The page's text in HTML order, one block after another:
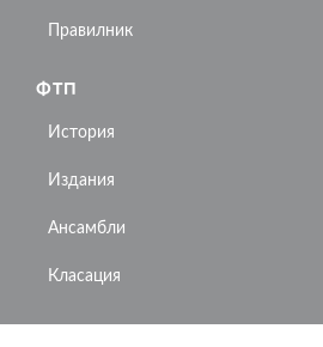
Правилник
ФТП
История
Издания
Ансамбли
Класация